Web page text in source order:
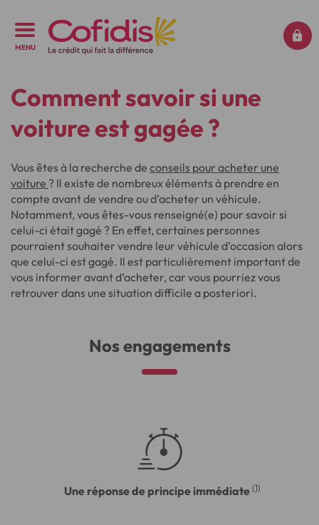
MENU
Comment savoir si une
voiture est gagée ?
Vous êtes à la recherche de conseils pour acheter une
voiture ? Il existe de nombreux éléments à prendre en
compte avant de vendre ou d’acheter un véhicule.
Notamment, vous êtes-vous renseigné(e) pour savoir si
celui-ci était gagé ? En effet, certaines personnes
pourraient souhaiter vendre leur véhicule d’occasion alors
que celui-ci est gagé. Il est particulièrement important de
vous informer avant d’acheter, car vous pourriez vous
retrouver dans une situation difficile a posteriori.
Nos engagements
Une réponse de principe immédiate (1)